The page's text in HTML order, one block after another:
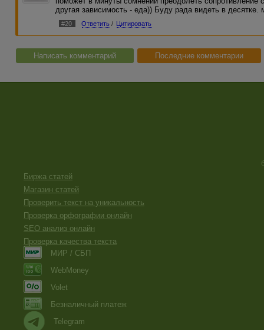
другая зависимость - еда)) Буду рада видеть в
#20 Ответить / Цитировать
Написать комментарий Последние комментарии
Биржа статей
Магазин статей
Проверить текст на уникальность
Проверка орфографии онлайн
SEO анализ онлайн
Проверка качества текста
МИР / СБП
WebMoney
Volet
Безналичный платеж
Telegram